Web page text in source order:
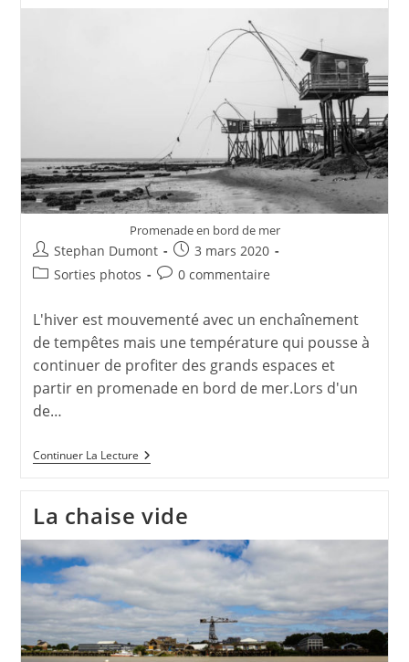
Promenade en bord de mer
Auteur/autrice
de
Stephan Dumont
Publication
publiée :
3 mars 2020
PostSorties photos
Commentaires
publication :
0 commentaire
L'hiver est mouvementé avec un enchaînement
de tempêtes mais une température qui pousse à
continuer de profiter des grands espaces et
partir en promenade en bord de mer.Lors d'un
de…
Continuer La LectureHiver
Mouvementé
De
Pornic
La chaise vide